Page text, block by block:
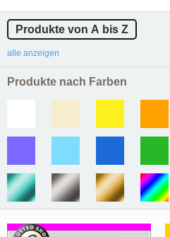
Produkte von A bis Z
alle anzeigen
Produkte nach Farben